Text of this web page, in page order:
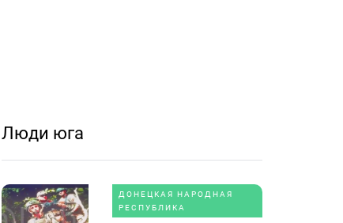
Люди юга
ДОНЕЦКАЯ НАРОДНАЯ
РЕСПУБЛИКА